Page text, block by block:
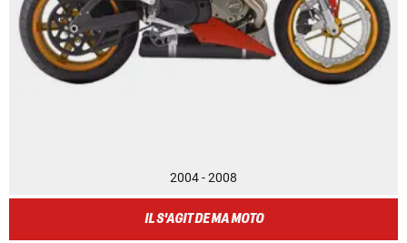
2004 - 2008
IL S'AGIT DE MA MOTO